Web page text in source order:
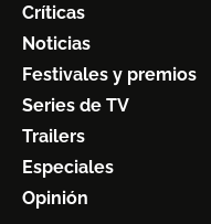
Críticas
Noticias
Festivales y premios
Series de TV
Trailers
Especiales
Opinión